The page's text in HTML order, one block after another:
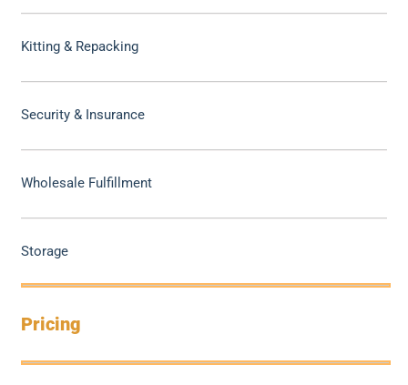
Kitting & Repacking
Security & Insurance
Wholesale Fulfillment
Storage
Pricing